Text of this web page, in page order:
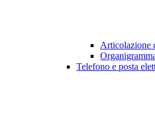
Articolazione
Telefono e posta